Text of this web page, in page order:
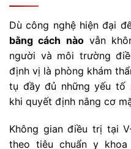
Dù công nghệ hiện đại
bằng cách nàovẫn
người và môi trường
định vị là phòng khám
tụ đầy đủ những yếu tố
khi quyết định nâng cơ
Không gian điều trị tại
theo tiêu chuẩn y